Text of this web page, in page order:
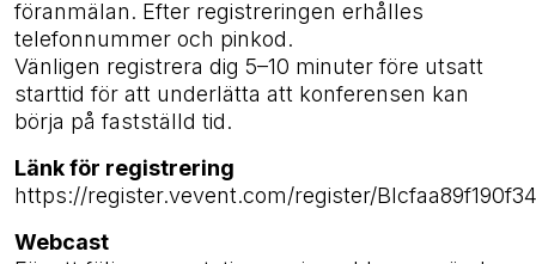
föranmälan. Efter registreringen erhålles
telefonnummer och pinkod.
Vänligen registrera dig 5–10 minuter före utsatt
starttid för att underlätta att konferensen kan
börja på fastställd tid.
Länk för registrering
https://register.vevent.com/register/
Webcast